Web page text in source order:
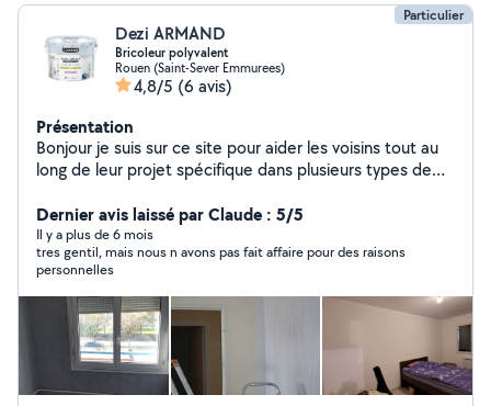
Particulier
Dezi ARMAND
Bricoleur polyvalent
Rouen (Saint-Sever Emmurees)
4,8/5 (6 avis)
Présentation
Bonjour je suis sur ce site pour aider les voisins tout au
long de leur projet spécifique dans plusieurs types de
de support puis peinture -Montage des meubles en kit
et installation des luminaires -revêtement sol -carrelage
Déménagement et manutention. N'hésitez pas à me
contacter pour plus d'informations. Merci davance
Cordialement
Dernier avis laissé par Claude : 5/5
Il y a plus de 6 mois
tres gentil, mais nous n avons pas fait affaire pour des raisons
personnelles